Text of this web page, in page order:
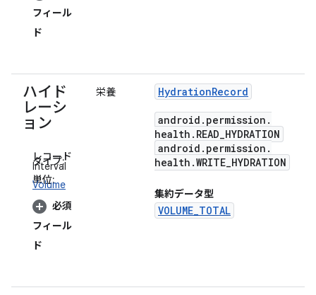
フィール
ド
ハイド
レーシ
ョン
レコード
タイプ:
Interval
単位:
Volume
必須
フィール
ド
栄養 HydrationRecord
android . permission .
health . READ_HYDRATION
android . permission .
health .WRITE_HYDRATION
集約データ型
VOLUME_TOTAL